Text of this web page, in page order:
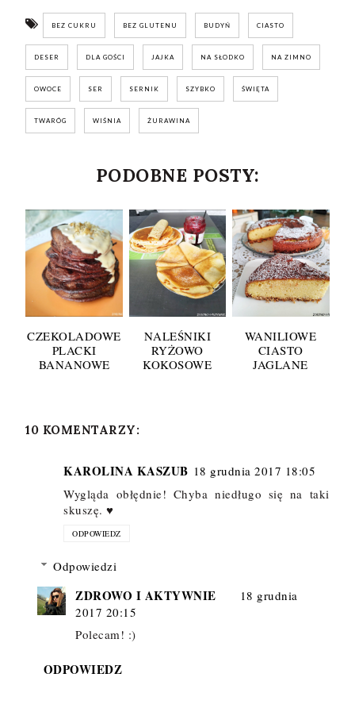
BEZ CUKRU BEZ GLUTENU BUDYŃ CIASTO
DESER DLA GOŚCI JAJKA NA SŁODKO NA ZIMNO
OWOCE SER SERNIK SZYBKO ŚWIĘTA
TWARÓG WIŚNIA ŻURAWINA
PODOBNE POSTY:
CZEKOLADOWE
PLACKI
BANANOWE
NALEŚNIKI
RYŻOWO
KOKOSOWE
WANILIOWE
CIASTO
JAGLANE
10 KOMENTARZY:
KAROLINA KASZUB 18 grudnia 2017 18:05
Wygląda obłędnie! Chyba niedługo się na taki
skuszę. ♥
ODPOWIEDZ
Odpowiedzi
ZDROWO I AKTYWNIE
18 grudnia
2017 20:15
Polecam! :)
ODPOWIEDZ